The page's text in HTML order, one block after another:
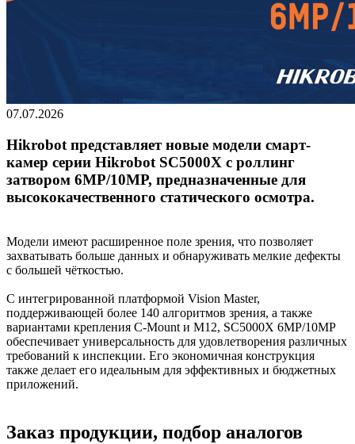
07.07.2026
Hikrobot представляет новые модели смарт-
камер серии Hikrobot SC5000X с роллинг
затвором 6MP/10MP, предназначенные для
высококачественного статического осмотра.
Модели имеют расширенное поле зрения, что позволяет
захватывать больше данных и обнаруживать мелкие дефекты
с большей чёткостью.
С интегрированной платформой Vision Master,
поддерживающей более 140 алгоритмов зрения, а также
вариантами крепления C-Mount и M12, SC5000X 6MP/10MP
обеспечивает универсальность для удовлетворения различных
требований к инспекции. Его экономичная конструкция
также делает его идеальным для эффективных и бюджетных
приложений.
Заказ продукции, подбор аналогов